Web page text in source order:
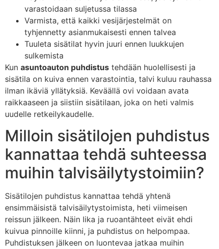
varastoidaan suljetussa tilassa
Varmista, että kaikki vesijärjestelmät on
tyhjennetty asianmukaisesti ennen talvea
Tuuleta sisätilat hyvin juuri ennen luukkujen
sulkemista
Kun asuntoauton puhdistus tehdään huolellisesti ja
sisätila on kuiva ennen varastointia, talvi kuluu rauhassa
ilman ikäviä yllätyksiä. Keväällä ovi voidaan avata
raikkaaseen ja siistiin sisätilaan, joka on heti valmis
uudelle retkeilykaudelle.
Milloin sisätilojen puhdistus
kannattaa tehdä suhteessa
muihin talvisäilytystoimiin?
Sisätilojen puhdistus kannattaa tehdä yhtenä
ensimmäisistä talvisäilytystoimista, heti viimeisen
reissun jälkeen. Näin lika ja ruoantähteet eivät ehdi
kuivua pinnoille kiinni, ja puhdistus on helpompaa.
Puhdistuksen jälkeen on luontevaa jatkaa muihin